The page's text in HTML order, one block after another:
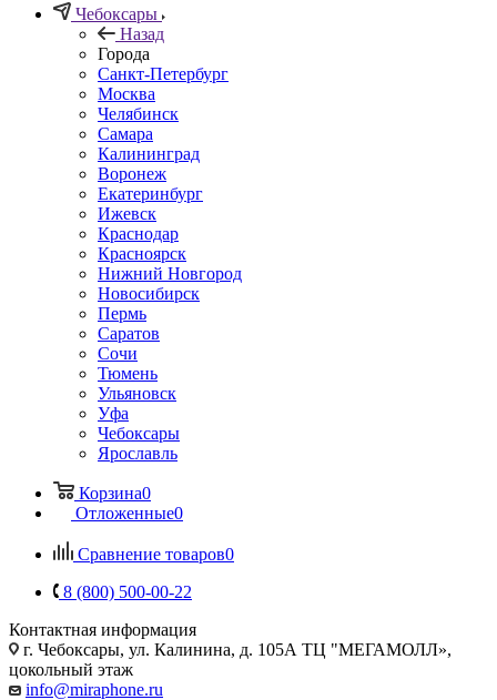
Чебоксары
Назад
Города
Санкт-Петербург
Москва
Челябинск
Самара
Калининград
Воронеж
Екатеринбург
Ижевск
Краснодар
Красноярск
Нижний Новгород
Новосибирск
Пермь
Саратов
Сочи
Тюмень
Ульяновск
Уфа
Чебоксары
Ярославль
Корзина0
Отложенные0
Сравнение товаров0
8 (800) 500-00-22
Контактная информация
г. Чебоксары, ул. Калинина, д. 105А ТЦ "МЕГАМОЛЛ»,
цокольный этаж
info@miraphone.ru